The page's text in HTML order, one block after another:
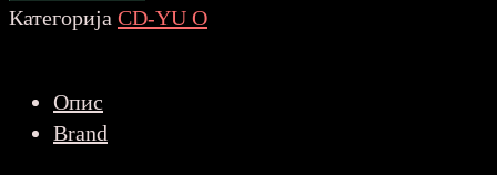
-
Collection
Vol.
Категорија CD-YU O
Опис
Brand